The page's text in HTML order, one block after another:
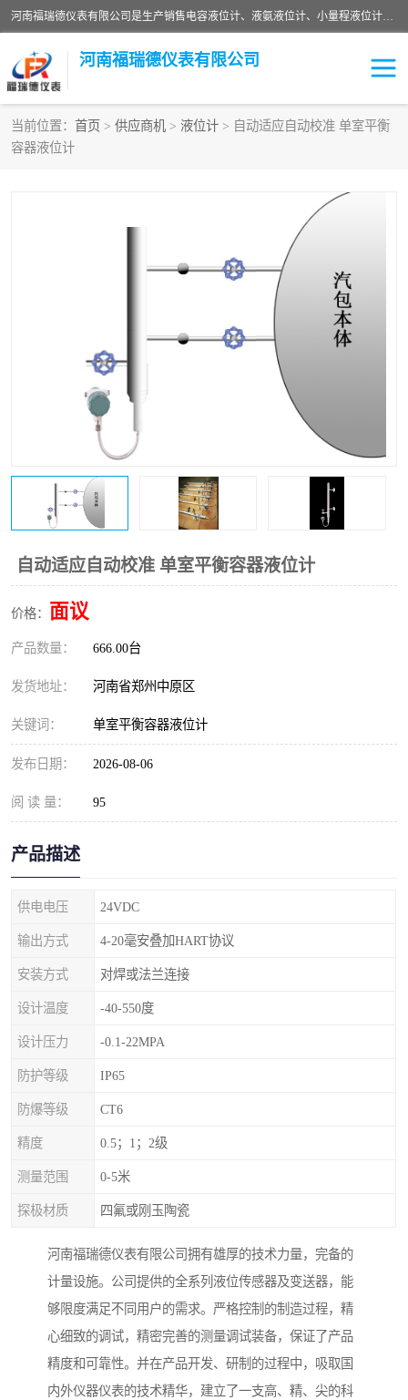
河南福瑞德仪表有限公司是生产销售电容液位计、液氨液位计、小量程液位计定制、智能锅炉水位计、液氮液位计等；并在产品开发、研制的过程中，吸取国内外仪器仪表的技术精华，建立了一支高、精、尖的科研开发队伍，使产品性能不断升级。
河南福瑞德仪表有限公司
当前位置： 首页 > 供应商机 > 液位计 > 自动适应自动校准 单室平衡
容器液位计
自动适应自动校准 单室平衡容器液位计
价格： 面议
产品数量： 666.00台
发货地址： 河南省郑州中原区
关键词： 单室平衡容器液位计
发布日期： 2026-08-06
阅 读 量： 95
产品描述
供电电压 24VDC
输出方式 4-20毫安叠加HART协议
安装方式 对焊或法兰连接
设计温度 -40-550度
设计压力 -0.1-22MPA
防护等级 IP65
防爆等级 CT6
精度 0.5；1；2级
测量范围 0-5米
探极材质 四氟或刚玉陶瓷
河南福瑞德仪表有限公司拥有雄厚的技术力量，完备的
计量设施。公司提供的全系列液位传感器及变送器，能
够限度满足不同用户的需求。严格控制的制造过程，精
心细致的调试，精密完善的测量调试装备，保证了产品
精度和可靠性。并在产品开发、研制的过程中，吸取国
内外仪器仪表的技术精华，建立了一支高、精、尖的科
液位计
液氮液位计
液位计传感器定制
物位计
温度变送器
流量仪表